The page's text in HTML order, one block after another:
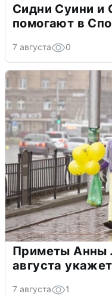
Сидни Суини и
помогают в
7 августа 0
Приметы Анны
августа
7 августа 1